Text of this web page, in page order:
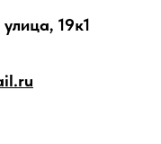
19к1